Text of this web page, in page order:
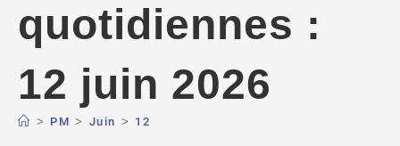
quotidiennes :
12 juin 2026
> PM > Juin > 12